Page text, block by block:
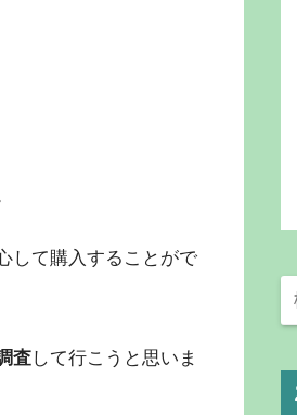
して購入することがで
査して行こうと思いま